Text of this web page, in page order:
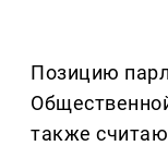
Позицию
также